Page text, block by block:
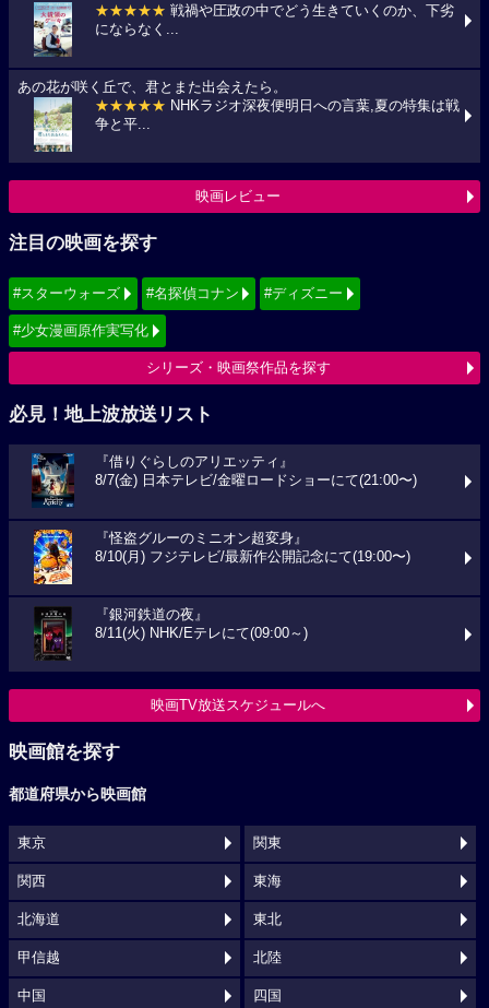
★★★★★ 戦禍や圧政の中でどう生きていくのか、下劣
にならなく...
あの花が咲く丘で、君とまた出会えたら。
★★★★★ NHKラジオ深夜便明日への言葉,夏の特集は戦
争と平...
映画レビュー
注目の映画を探す
#スターウォーズ #名探偵コナン #ディズニー
#少女漫画原作実写化
シリーズ・映画祭作品を探す
必見！地上波放送リスト
『借りぐらしのアリエッティ』
8/7(金) 日本テレビ/金曜ロードショーにて(21:00〜)
『怪盗グルーのミニオン超変身』
8/10(月) フジテレビ/最新作公開記念にて(19:00〜)
『銀河鉄道の夜』
8/11(火) NHK/Eテレにて(09:00～)
映画TV放送スケジュールへ
映画館を探す
都道府県から映画館
東京 関東
関西 東海
北海道 東北
甲信越 北陸
中国 四国